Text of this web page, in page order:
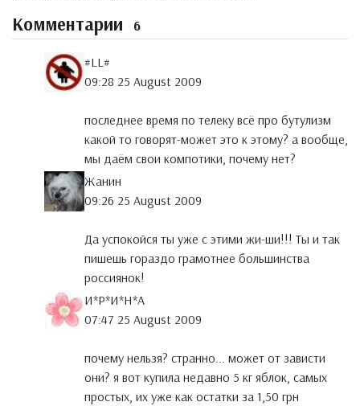
Комментарии 6
#LL#
09:28 25 August 2009
последнее время по телеку всё про бутулизм
какой то говорят-может это к этому? а вообще,
мы даём свои компотики, почему нет?
Жанин
09:26 25 August 2009
Да успокойся ты уже с этими жи-ши!!! Ты и так
пишешь гораздо грамотнее большинства
россиянок!
И*Р*И*Н*А
07:47 25 August 2009
почему нельзя? странно... может от зависти
они? я вот купила недавно 5 кг яблок, самых
простых, их уже как остатки за 1,50 грн